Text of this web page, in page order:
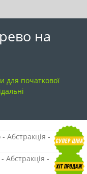
на
для початкової